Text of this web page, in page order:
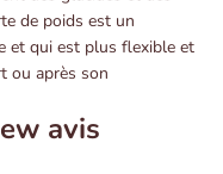
de poids est un
et qui est plus flexible et
ou après son
avis